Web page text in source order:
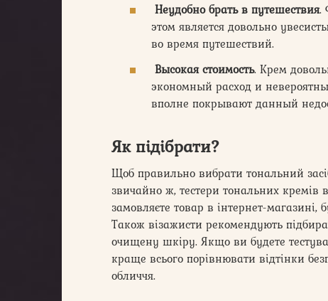
Неудобно брать в путешествия.
этом является довольно
во время путешествий.
Высокая стоимость. Крем
экономный расход и
вполне покрывают данный
Як підібрати?
Щоб правильно вибрати тональний
звичайно ж, тестери тональних кремів
замовляєте товар в інтернет-магазині,
Також візажисти рекомендують
очищену шкіру. Якщо ви будете
краще всього порівнювати відтінки
обличчя.